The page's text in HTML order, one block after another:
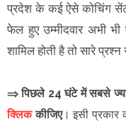
प्रदेश के कई ऐसे कोचिंग सेंटर
फेल हुए उम्मीदवार अभी
शामिल होती है तो सारे
⇒ पिछले 24 घंटे में सबसे
क्लिककीजिए।इसी प्रकार